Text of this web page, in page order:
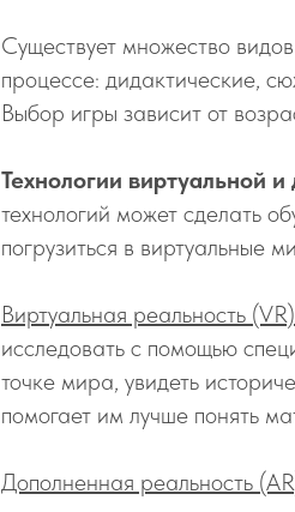
Существует множество
процессе: дидактические,
Выбор игры зависит от
Технологии виртуальной
технологий может сделать
погрузиться в виртуальные
Виртуальная реальность (VR)
исследовать с помощью
точке мира, увидеть
помогает им лучше понять
Дополненная реальность